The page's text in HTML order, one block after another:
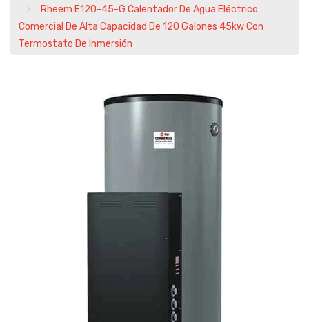
Rheem E120-45-G Calentador De Agua Eléctrico
Comercial De Alta Capacidad De 120 Galones 45kw Con
Termostato De Inmersión